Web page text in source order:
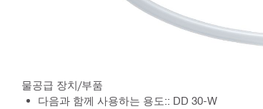
물공급 장치/부품
다음과 함께 사용하는 용도:: DD 30-W